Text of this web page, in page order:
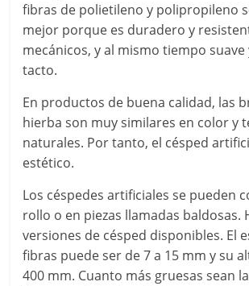
fibras de polietileno y polipropileno
mejor porque es duradero y
mecánicos, y al mismo tiempo suave
tacto.
En productos de buena calidad, las
hierba son muy similares en color y
naturales. Por tanto, el césped
estético.
Los céspedes artificiales se pueden
rollo o en piezas llamadas baldosas.
versiones de césped disponibles. El
fibras puede ser de 7 a 15 mm y su
400 mm. Cuanto más gruesas sean